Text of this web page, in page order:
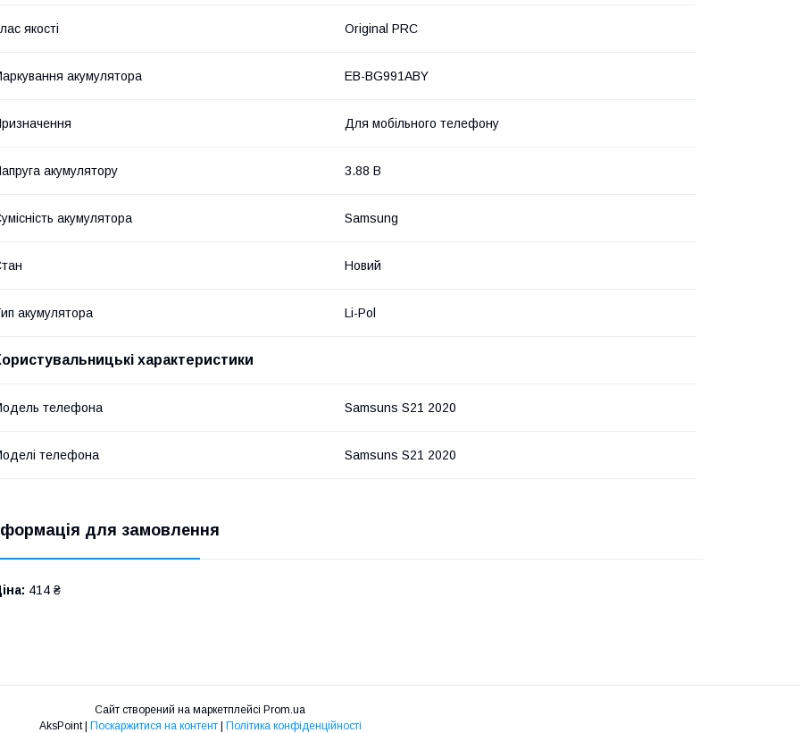
якості Original PRC
акумулятора EB-BG991ABY
Для мобільного телефону
акумулятору 3.88 В
акумулятора Samsung
Новий
акумулятора Li-Pol
характеристики
телефона Samsuns S21 2020
телефона Samsuns S21 2020
для замовлення
414 ₴
Сайт створений на маркетплейсі Prom.ua
AksPoint | Поскаржитися на контент | Політика конфіденційності